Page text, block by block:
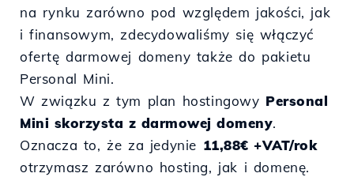
na rynku zarówno pod względem jakości, jak
i finansowym, zdecydowaliśmy się włączyć
ofertę darmowej domeny także do pakietu
Personal Mini.
W związku z tym plan hostingowy Personal
Mini skorzysta z darmowej domeny.
Oznacza to, że za jedynie 11,88€ +VAT/rok
otrzymasz zarówno hosting, jak i domenę.